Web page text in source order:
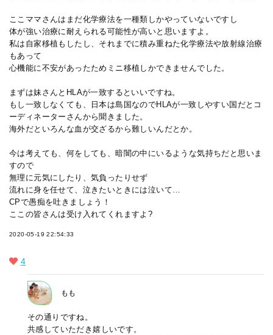
ここママさんはまだ化学療法を一種類しかやっていないですし
体が強い治療に耐えられる可能性が高いと思いますよ。
私は自家移植もしたし、それまでに積み重ねた化学療法や放射線治療
もあって
心機能に不安があったためミニ移植しかできませんでした。
まずは妹さんとHLAが一致するといいですね。
もし一致しなくても、日本は島国なのでHLAが一致しやすい国だとコ
ーディネーターさんから聞きました。
海外だといろんな血が交ざるから難しいんだとか。
今は考えても、何をしても、暗闇の中にいるような気持ちだと思いま
すので
無理に元気にしたり、気負ったりせず
流れに身を任せて、泣きたいときには泣いて…
CPで愚痴を吐きましょう！
ここの皆さんは受け入れてくれますよ?
2020-05-19 22:54:33
4
もも
その通りですね。
共感していただき嬉しいです。